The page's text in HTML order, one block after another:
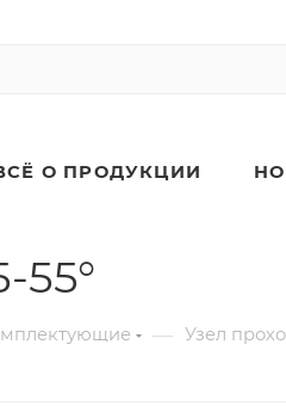
О ПРОДУКЦИИ
55°
— Узел